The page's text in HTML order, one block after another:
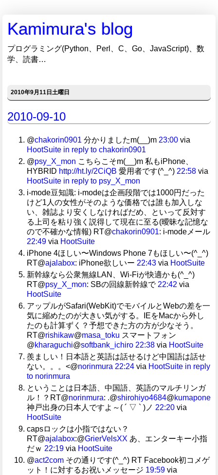
Kamimura's blog
プログラミング(Python、Perl、C、Go、JavaScript)、数
学、読書…
2010年9月11日土曜日
2010-09-10
@chakorin0901 分かりましたm(__)m 23:00 via
HootSuite in reply to chakorin0901
@psy_X_mon こちらこそm(__)m 私もiPhone、
HYBRID http://ht.ly/2CiQB 愛用者です(^_^) 22:58 via
HootSuite in reply to psy_X_mon
i-mode豆知識: i-modeは企画段階では1000円だった
けど1人の女性がそのような価格では誰も加入しな
い、雑誌より安くしなければだめ、といって反対す
る上司を粘り強く説得して現在に至る(曖昧な記憶な
ので不確かな情報) RT@chakorin0901: i-modeメール
22:49 via HootSuite
iPhone 4ほしい〜Windows Phone 7もほしい〜(^_^)
RT@ajalabox: iPhone欲しいー 22:43 via HootSuite
新幹線なら公衆無線LAN、Wi-Fiが快適かも(^_^)
RT@psy_X_mon: SBの回線新幹線で 22:42 via
HootSuite
アップルがSafari(WebKit)でモバイルとWebの差を一
気に縮めたのが大きい気がする。IEをMacから外し
たのも計算ずく？予想できた方の方が少なそう。
RT@rishikaw@masa_toku スマートフォン
@kharaguchi@softbank_ichiro 22:38 via HootSuite
羨ましい！日本語と英語は話せるけど中国語は話せ
ない。。。<@norinmura 22:24 via HootSuite in reply
to norinmura
ということは日本語、中国語、英語のマルチリンガ
ル！？RT@norinmura: .@shirohiyo4684@kumapone
神戸出身の日本人ですよ～( ´ ▽ ` )ノ 22:20 via
HootSuite
capsロックは小指ではない？
RT@ajalabox:@GrierVelsXX あ、エンターキー小指
だｗ 22:19 via HootSuite
@act2com その通りです(^_^) RT Facebook初コメゲ
ット！に対するお祝いメッセージ 19:59 via